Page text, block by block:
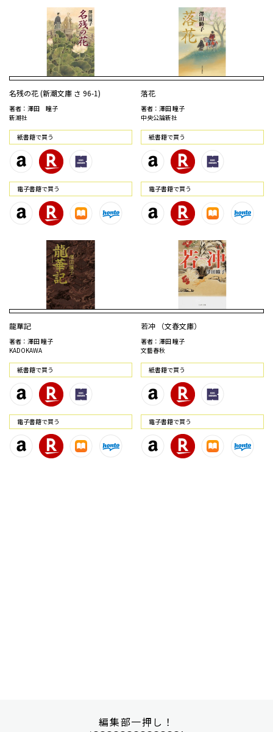
名残の花 (新潮文庫 さ 96-1)
著者：澤田 瞳子
新潮社
紙書籍で買う
電⼦書籍で買う
落花
著者：澤田 瞳子
中央公論新社
紙書籍で買う
電⼦書籍で買う
龍華記
著者：澤田 瞳子
KADOKAWA
紙書籍で買う
電⼦書籍で買う
若冲 （文春文庫）
著者：澤田 瞳子
文藝春秋
紙書籍で買う
電⼦書籍で買う
編集部一押し！